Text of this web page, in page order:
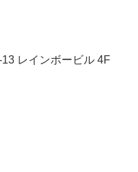
レインボービル 4F